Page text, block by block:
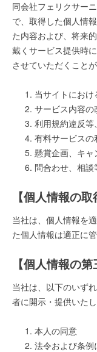
同会社フェリクサー
で、取得した個人情
た内容および、将来
戴くサービス提供時
させていただくことが
当サイトにお
サービス内容の
利用規約違反
有料サービスの
懸賞企画、キ
問合わせ、相
【個人情報の取
当社は、個人情報を
た個人情報は適正に
【個人情報の
当社は、以下のいず
者に開示・提供いたし
本人の同意
法令および条例